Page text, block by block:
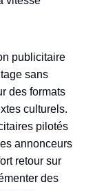
publicitaire
sans
des formats
culturels.
pilotés
annonceurs
retour sur
des